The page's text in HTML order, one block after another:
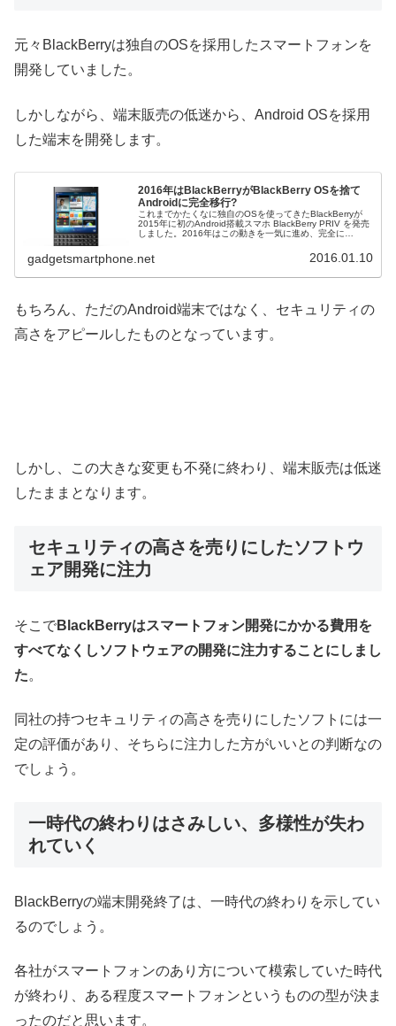
元々BlackBerryは独自のOSを採用したスマートフォンを
開発していました。
しかしながら、端末販売の低迷から、Android OSを採用
した端末を開発します。
2016年はBlackBerryがBlackBerry OSを捨て
Androidに完全移行?
これまでかたくなに独自のOSを使ってきたBlackBerryが
2015年に初のAndroid搭載スマホ BlackBerry PRIV を発売
しました。2016年はこの動きを一気に進め、完全に
gadgetsmartphone.net 2016.01.10
もちろん、ただのAndroid端末ではなく、セキュリティの
高さをアピールしたものとなっています。
しかし、この大きな変更も不発に終わり、端末販売は低迷
したままとなります。
セキュリティの高さを売りにしたソフトウ
ェア開発に注力
そこでBlackBerryはスマートフォン開発にかかる費用を
すべてなくしソフトウェアの開発に注力することにしまし
た。
同社の持つセキュリティの高さを売りにしたソフトには一
定の評価があり、そちらに注力した方がいいとの判断なの
でしょう。
一時代の終わりはさみしい、多様性が失わ
れていく
BlackBerryの端末開発終了は、一時代の終わりを示してい
るのでしょう。
各社がスマートフォンのあり方について模索していた時代
が終わり、ある程度スマートフォンというものの型が決ま
ったのだと思います。